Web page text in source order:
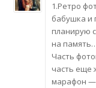
1.Ретро
бабушка и
планирую
на
Часть
часть еще
марафон —